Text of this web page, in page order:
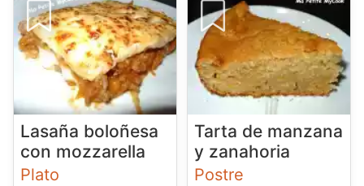
Lasaña boloñesa
con mozzarella
Plato
Tarta de manzana
y zanahoria
Postre